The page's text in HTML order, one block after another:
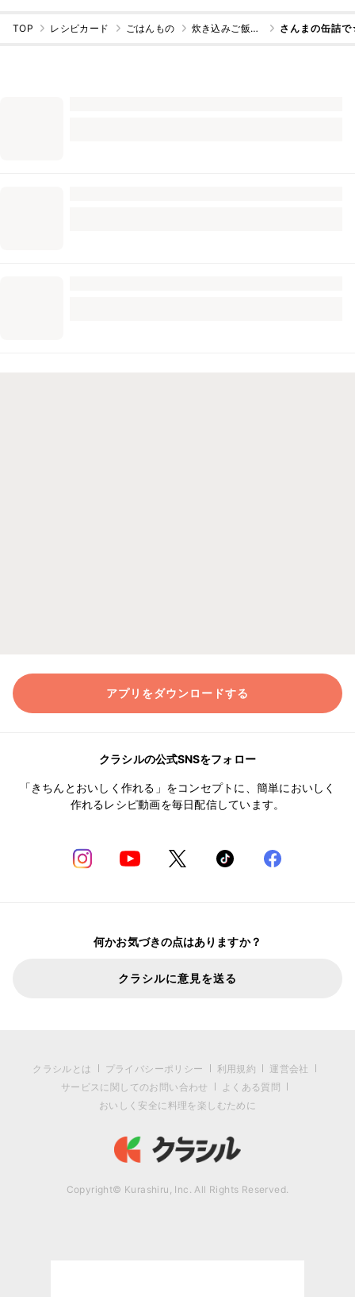
TOP レシピカード ごはんもの 炊き込みご飯・混ぜご飯 さんまの缶詰
アプリをダウンロードする
クラシルの公式SNSをフォロー
「きちんとおいしく作れる」をコンセプトに、簡単においしく
作れるレシピ動画を毎日配信しています。
何かお気づきの点はありますか？
クラシルに意見を送る
クラシルとは プライバシーポリシー 利用規約
運営会社
サービスに関してのお問い合わせ
よくある質問
おいしく安全に料理を楽しむために
Copyright© Kurashiru, Inc. All Rights Reserved.